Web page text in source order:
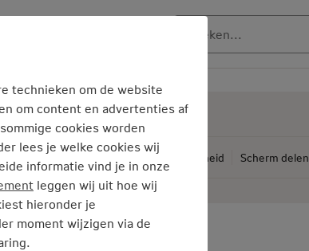
Privacy Toegankelijkheid Scherm delen
technieken om de website
om content en advertenties af
cookies worden
lees je welke cookies wij
informatie vind je in onze
leggen wij uit hoe wij
hieronder je
moment wijzigen via de